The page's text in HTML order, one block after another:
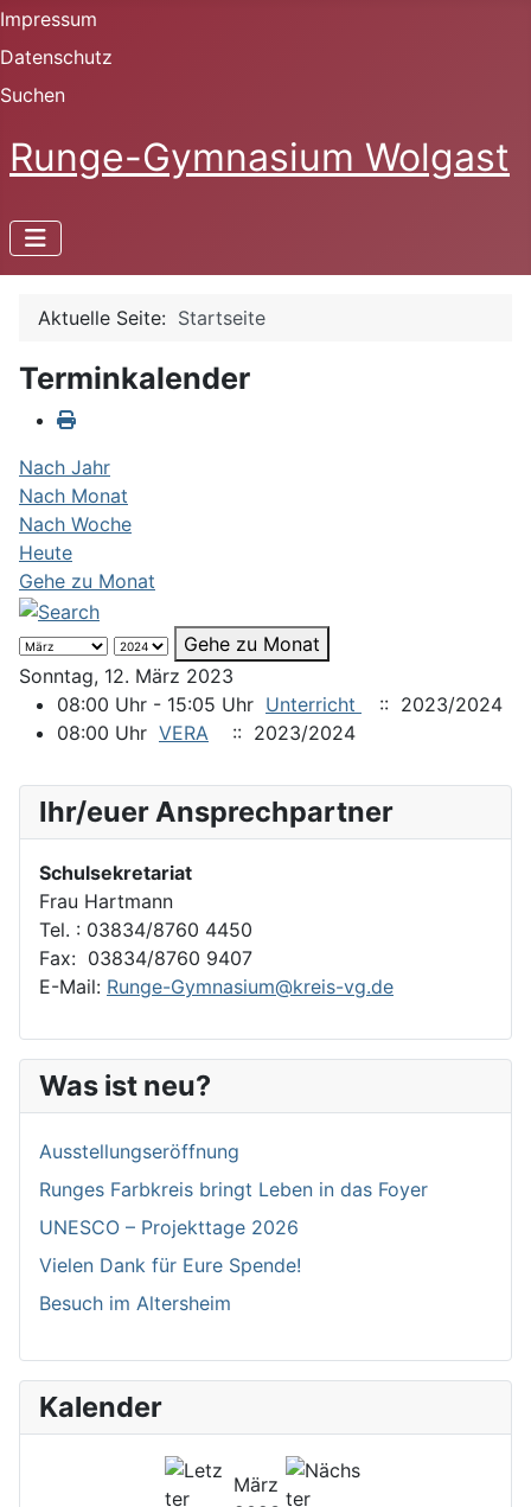
Impressum
Datenschutz
Suchen
Runge-Gymnasium Wolgast
Aktuelle Seite: Startseite
Terminkalender
Nach Jahr
Nach Monat
Nach Woche
Heute
Gehe zu Monat
Gehe zu Monat
Sonntag, 12. März 2023
08:00 Uhr - 15:05 Uhr Unterricht
:: 2023/2024
08:00 Uhr VERA :: 2023/2024
Ihr/euer Ansprechpartner
Schulsekretariat
Frau Hartmann
Tel. : 03834/8760 4450
Fax: 03834/8760 9407
E-Mail: Runge-Gymnasium@kreis-vg.de
Was ist neu?
Ausstellungseröffnung
Runges Farbkreis bringt Leben in das Foyer
UNESCO – Projekttage 2026
Vielen Dank für Eure Spende!
Besuch im Altersheim
Kalender
März